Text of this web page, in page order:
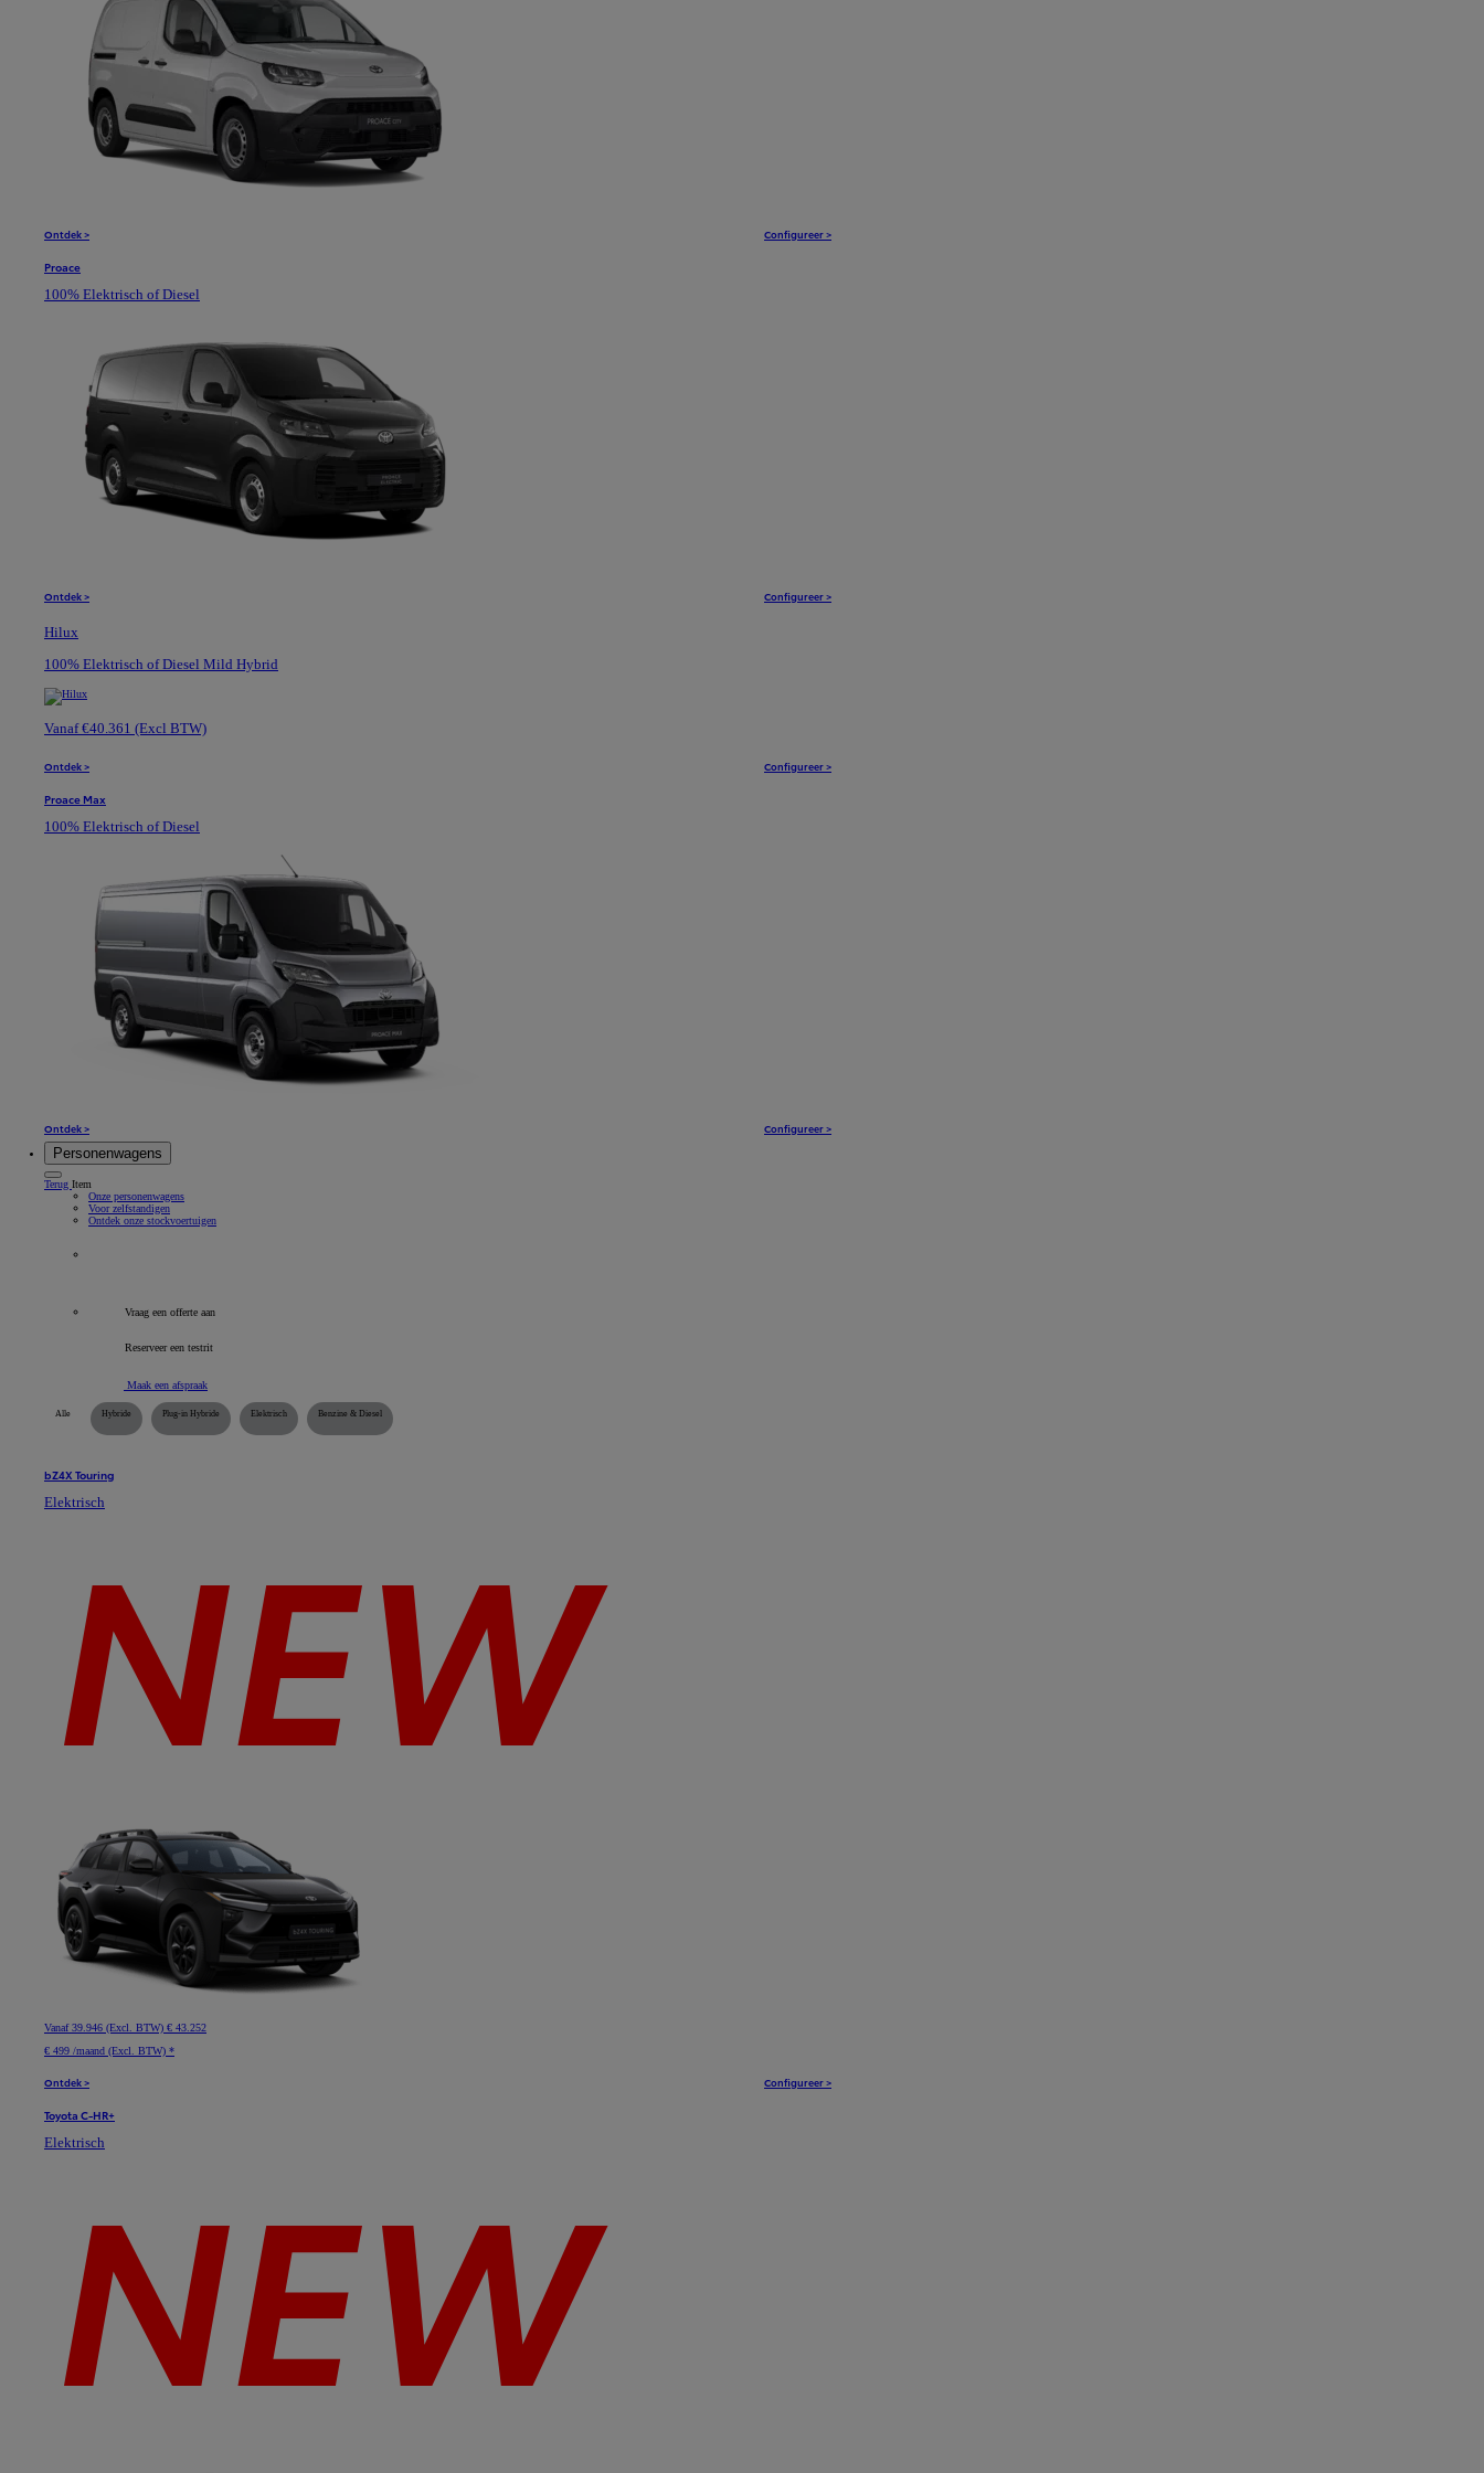
Ontdek >
Configureer >
Proace
100% Elektrisch of Diesel
Ontdek > Configureer >
Hilux
100% Elektrisch of Diesel Mild Hybrid
Vanaf €40.361 (Excl BTW)
Ontdek >
Configureer >
Proace Max
100% Elektrisch of Diesel
Ontdek >
Configureer >
Personenwagens
Terug Item
Onze personenwagens
Voor zelfstandigen
Ontdek onze stockvoertuigen
Vraag een offerte aan
Reserveer een testrit
Maak een afspraak
Alle Hybride Plug-in Hybride Elektrisch Benzine & Diesel
bZ4X Touring
Elektrisch
Vanaf39.946 (Excl. BTW) € 43.252
€ 499 /maand (Excl. BTW) *
Ontdek >
Configureer >
Toyota C-HR+
Elektrisch